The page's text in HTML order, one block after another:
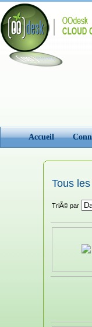
Accueil
Tous
TriÃ© par